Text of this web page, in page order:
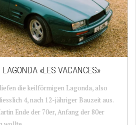
«LES VACANCES»
die keilförmigen Lagonda, also
4, nach 12-jähriger Bauzeit aus.
Ende der 70er, Anfang der 80er